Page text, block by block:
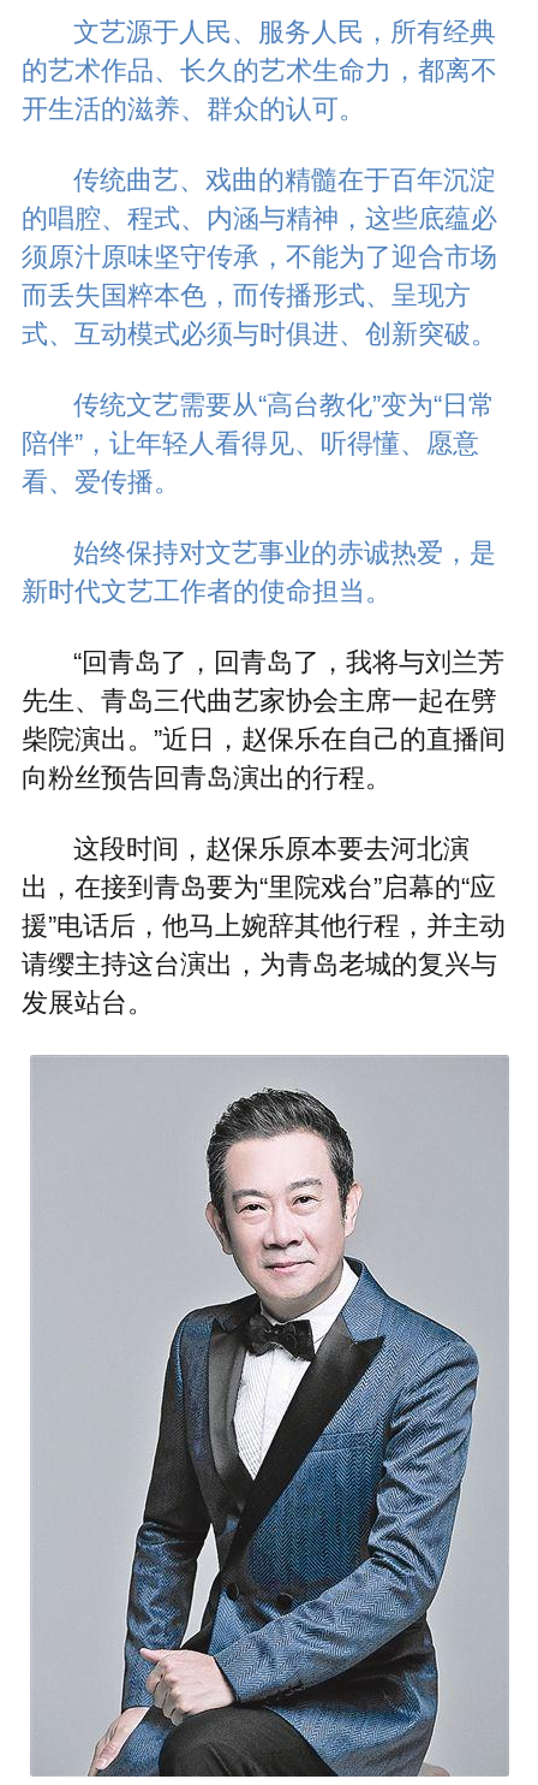
文艺源于人民、服务人民，所有经典
的艺术作品、长久的艺术生命力，都离不
开生活的滋养、群众的认可。
传统曲艺、戏曲的精髓在于百年沉淀
的唱腔、程式、内涵与精神，这些底蕴必
须原汁原味坚守传承，不能为了迎合市场
而丢失国粹本色，而传播形式、呈现方
式、互动模式必须与时俱进、创新突破。
传统文艺需要从“高台教化”变为“日常
陪伴”，让年轻人看得见、听得懂、愿意
看、爱传播。
始终保持对文艺事业的赤诚热爱，是
新时代文艺工作者的使命担当。
“回青岛了，回青岛了，我将与刘兰芳
先生、青岛三代曲艺家协会主席一起在劈
柴院演出。”近日，赵保乐在自己的直播间
向粉丝预告回青岛演出的行程。
这段时间，赵保乐原本要去河北演
出，在接到青岛要为“里院戏台”启幕的“应
援”电话后，他马上婉辞其他行程，并主动
请缨主持这台演出，为青岛老城的复兴与
发展站台。